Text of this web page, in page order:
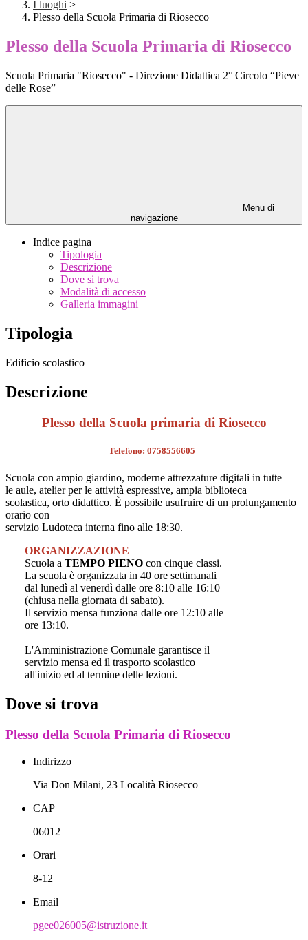
I luoghi >
Plesso della Scuola Primaria di Riosecco
Plesso della Scuola Primaria di Riosecco
Scuola Primaria "Riosecco" - Direzione Didattica 2° Circolo “Pieve
delle Rose”
Menu di
navigazione
Indice pagina
Tipologia
Descrizione
Dove si trova
Modalità di accesso
Galleria immagini
Tipologia
Edificio scolastico
Descrizione
Plesso della Scuola primaria di Riosecco
Telefono: 0758556605
Scuola con ampio giardino, moderne attrezzature digitali in tutte
le aule, atelier per le attività espressive, ampia biblioteca
scolastica, orto didattico. È possibile usufruire di un prolungamento
orario con
servizio Ludoteca interna fino alle 18:30.
ORGANIZZAZIONE
Scuola aTEMPO PIENO con cinque classi.
La scuola è organizzata in 40 ore settimanali
dal lunedì al venerdì dalle ore 8:10 alle 16:10
(chiusa nella giornata di sabato).
Il servizio mensa funziona dalle ore 12:10 alle
ore 13:10.
L'Amministrazione Comunale garantisce il
servizio mensa ed il trasporto scolastico
all'inizio ed al termine delle lezioni.
Dove si trova
Plesso della Scuola Primaria di Riosecco
Indirizzo
Via Don Milani, 23 Località Riosecco
CAP
06012
Orari
8-12
Email
pgee026005@istruzione.it